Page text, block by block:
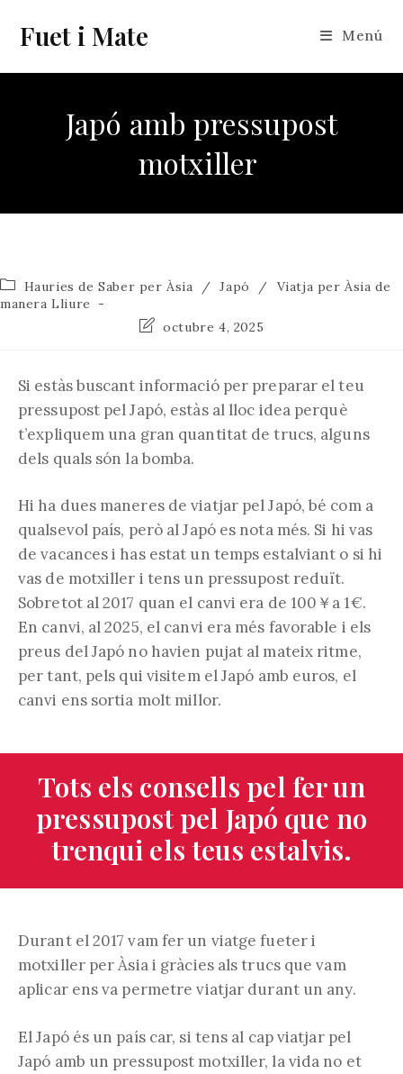
contingut
Fuet i Mate Menú
Japó amb pressupost
motxiller
Categoria
de
Hauries de Saber per Àsia / Japó /
Viatja per Àsia de
manera Lliure
Última
l'entrada:
octubre 4, 2025
Si estàs buscant informació per preparar el teu
pressupost pel Japó, estàs al lloc idea perquè
t’expliquem una gran quantitat de trucs, alguns
dels quals són la bomba.
Hi ha dues maneres de viatjar pel Japó, bé com a
qualsevol país, però al Japó es nota més. Si hi vas
de vacances i has estat un temps estalviant o si hi
vas de motxiller i tens un pressupost reduït.
Sobretot al 2017 quan el canvi era de 100￥a 1€.
En canvi, al 2025, el canvi era més favorable i els
preus del Japó no havien pujat al mateix ritme,
per tant, pels qui visitem el Japó amb euros, el
canvi ens sortia molt millor.
Tots els consells pel fer un
pressupost pel Japó que no
trenqui els teus estalvis.
Durant el 2017 vam fer un viatge fueter i
motxiller per Àsia i gràcies als trucs que vam
aplicar ens va permetre viatjar durant un any.
El Japó és un país car, si tens al cap viatjar pel
Japó amb un pressupost motxiller, la vida no et